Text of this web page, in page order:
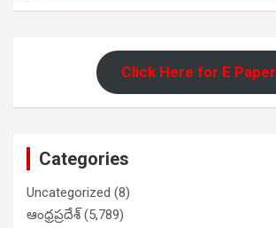
Click Here for E Paper
Categories
Uncategorized (8)
ఆంధ్రప్రదేశ్(5,789)